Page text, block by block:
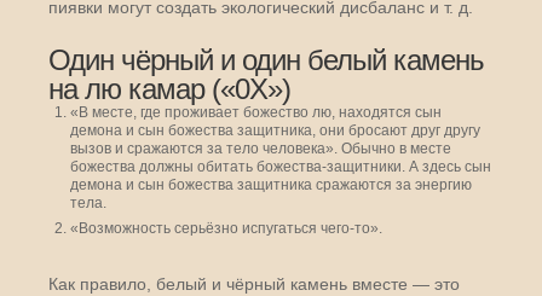
пиявки могут создать экологический дисбаланс и т. д.
Один чёрный и один белый камень
на лю камар («0Х»)
«В месте, где проживает божество лю, находятся сын
демона и сын божества защитника, они бросают друг другу
вызов и сражаются за тело человека». Обычно в месте
божества должны обитать божества-защитники. А здесь сын
демона и сын божества защитника сражаются за энергию
тела.
«Возможность серьёзно испугаться чего-то».
Как правило, белый и чёрный камень вместе — это